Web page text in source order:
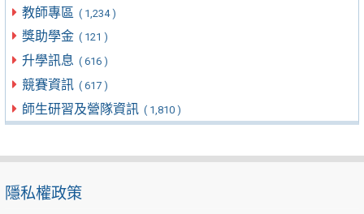
教師專區 ( 1,234 )
獎助學金 ( 121 )
升學訊息 ( 616 )
競賽資訊 ( 617 )
師生研習及營隊資訊 ( 1,810 )
隱私權政策